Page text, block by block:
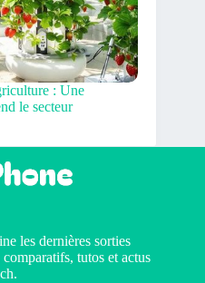
: Une
le secteur
les dernières sorties
tutos et actus